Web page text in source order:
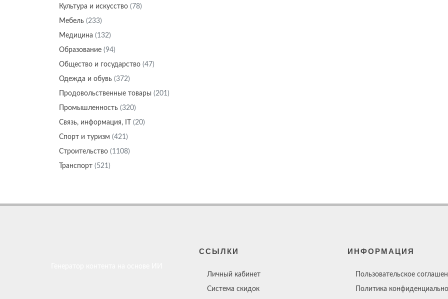
Культура и искусство (78)
Мебель (233)
Медицина (132)
Образование (94)
Общество и государство (47)
Одежда и обувь (372)
Продовольственные товары (201)
Промышленность (320)
Связь, информация, IT (20)
Спорт и туризм (421)
Строительство (1108)
Транспорт (521)
ССЫЛКИ
Личный кабинет
Система скидок
ИНФОРМАЦИЯ
Пользовательское
Политика